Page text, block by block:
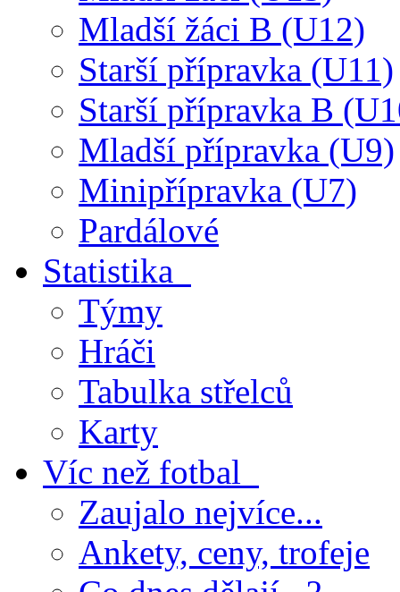
Mladší žáci B (U12)
Starší přípravka (U11)
Starší přípravka B
Mladší přípravka (U9)
Minipřípravka (U7)
Pardálové
Statistika
Týmy
Hráči
Tabulka střelců
Karty
Víc než fotbal
Zaujalo nejvíce...
Ankety, ceny, trofeje